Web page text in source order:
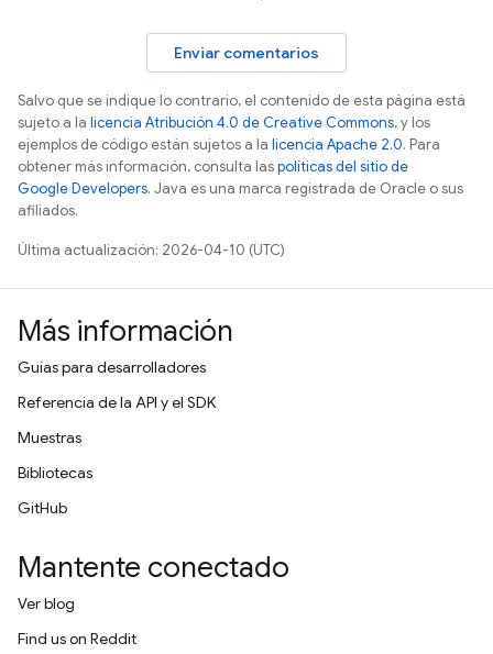
Enviar comentarios
Salvo que se indique lo contrario, el contenido de esta página está
sujeto a la licencia Atribución 4.0 de Creative Commons, y los
ejemplos de código están sujetos a la licencia Apache 2.0. Para
obtener más información, consulta laspolíticas del sitio de
Google Developers. Java es una marca registrada de Oracle o sus
afiliados.
Última actualización: 2026-04-10 (UTC)
Más información
Guías para desarrolladores
Referencia de la API y el SDK
Muestras
Bibliotecas
GitHub
Mantente conectado
Ver blog
Find us on Reddit